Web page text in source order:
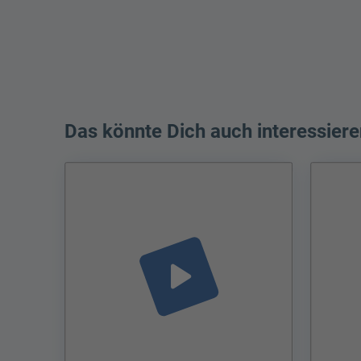
Das könnte Dich auch
play_arrow